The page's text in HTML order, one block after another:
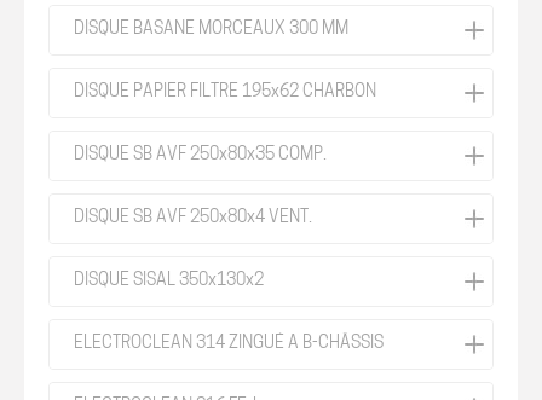
DISQUE BASANE MORCEAUX 300 MM
DISQUE PAPIER FILTRE 195x62 CHARBON
DISQUE SB AVF 250x80x35 COMP.
DISQUE SB AVF 250x80x4 VENT.
DISQUE SISAL 350x130x2
ELECTROCLEAN 314 ZINGUÉ A B-CHÂSSIS